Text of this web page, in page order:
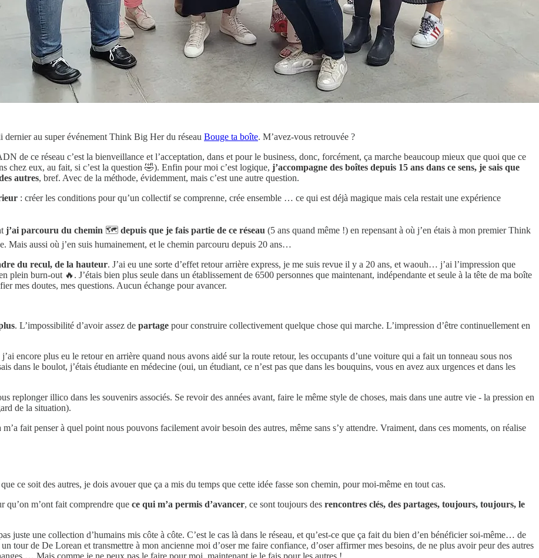
au super événement Think Big Her du réseau Bouge ta boîte. M’avez-vous retrouvée ?
de ce réseau c’est la bienveillance et l’acceptation, dans et pour le business, donc, forcément, ça marche beaucoup mieux que quoi que ce
chez eux, au fait, si c’est la question 🤣). Enfin pour moi c’est logique, j’accompagne des boîtes depuis 15 ans dans ce sens, je sais que
autres, bref. Avec de la méthode, évidemment, mais c’est une autre question.
: créer les conditions pour qu’un collectif se comprenne, crée ensemble … ce qui est déjà magique mais cela restait une expérience
j’ai parcouru du chemin 🗺️ depuis que je fais partie de ce réseau (5 ans quand même !) en repensant à où j’en étais à mon premier Think
Mais aussi où j’en suis humainement, et le chemin parcouru depuis 20 ans…
du recul, de la hauteur. J’ai eu une sorte d’effet retour arrière express, je me suis revue il y a 20 ans, et waouh… j’ai l’impression que
plein burn-out 🔥. J’étais bien plus seule dans un établissement de 6500 personnes que maintenant, indépendante et seule à la tête de ma boîte
mes doutes, mes questions. Aucun échange pour avancer.
. L’impossibilité d’avoir assez de partage pour construire collectivement quelque chose qui marche. L’impression d’être continuellement en
encore plus eu le retour en arrière quand nous avons aidé sur la route retour, les occupants d’une voiture qui a fait un tonneau sous nos
dans le boulot, j’étais étudiante en médecine (oui, un étudiant, ce n’est pas que dans les bouquins, vous en avez aux urgences et dans les
replonger illico dans les souvenirs associés. Se revoir des années avant, faire le même style de choses, mais dans une autre vie - la pression en
de la situation).
fait penser à quel point nous pouvons facilement avoir besoin des autres, même sans s’y attendre. Vraiment, dans ces moments, on réalise
ce soit des autres, je dois avouer que ça a mis du temps que cette idée fasse son chemin, pour moi-même en tout cas.
qu’on m’ont fait comprendre que ce qui m’a permis d’avancer, ce sont toujours des rencontres clés, des partages, toujours, toujours, le
juste une collection d’humains mis côte à côte. C’est le cas là dans le réseau, et qu’est-ce que ça fait du bien d’en bénéficier soi-même… de
de De Lorean et transmettre à mon ancienne moi d’oser me faire confiance, d’oser affirmer mes besoins, de ne plus avoir peur des autres
… Mais comme je ne peux pas le faire pour moi, maintenant je le fais pour les autres !